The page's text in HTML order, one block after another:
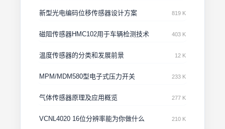
新型光电编码位移传感器设计方案 819 K
磁阻传感器HMC102用于车辆检测技术 403 K
温度传感器的分类和发展前景 12 K
MPM/MDM580型电子式压力开关 233 K
气体传感器原理及应用概览 277 K
VCNL4020 16位分辨率能为你做什么 210 K